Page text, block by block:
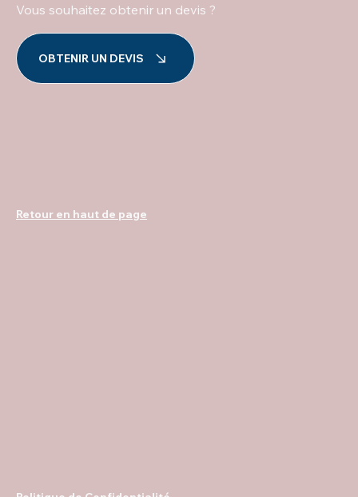
OBTENIR UN DEVIS
Vous souhaitez obtenir un devis ?
Retour en haut de page